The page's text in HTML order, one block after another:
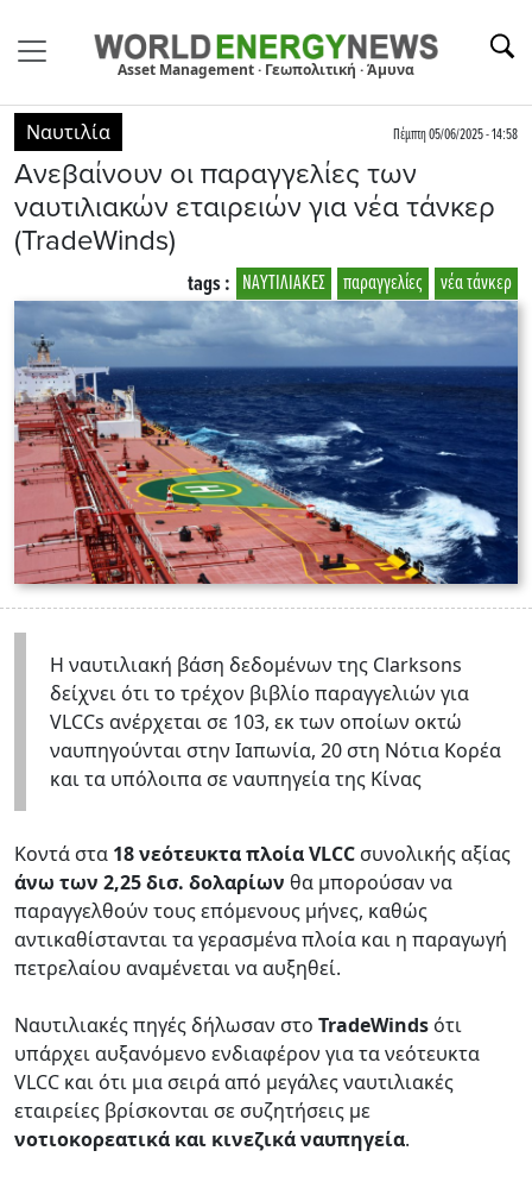
Asset Management · Γεωπολιτική · Άμυνα
Ναυτιλία Πέμπτη 05/06/2025 - 14:58
Ανεβαίνουν οι παραγγελίες των
ναυτιλιακών εταιρειών για νέα τάνκερ
(TradeWinds)
νέα τάνκερ
παραγγελίες
ΝΑΥΤΙΛΙΑΚΕΣ
tags :
Η ναυτιλιακή βάση δεδομένων της Clarksons
δείχνει ότι το τρέχον βιβλίο παραγγελιών για
VLCCs ανέρχεται σε 103, εκ των οποίων οκτώ
ναυπηγούνται στην Ιαπωνία, 20 στη Νότια Κορέα
και τα υπόλοιπα σε ναυπηγεία της Κίνας
Κοντά στα 18 νεότευκτα πλοία VLCC συνολικής αξίας
άνω των 2,25 δισ. δολαρίων θα μπορούσαν να
παραγγελθούν τους επόμενους μήνες, καθώς
αντικαθίστανται τα γερασμένα πλοία και η παραγωγή
πετρελαίου αναμένεται να αυξηθεί.
Ναυτιλιακές πηγές δήλωσαν στο TradeWinds ότι
υπάρχει αυξανόμενο ενδιαφέρον για τα νεότευκτα
VLCC και ότι μια σειρά από μεγάλες ναυτιλιακές
εταιρείες βρίσκονται σε συζητήσεις με
νοτιοκορεατικά και κινεζικά ναυπηγεία.